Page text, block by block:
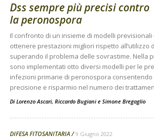
Dss sempre più precisi contro
la peronospora
Il confronto di un insieme di modelli previsionali
ottenere prestazioni migliori rispetto all’utilizzo
superando il problema delle sovrastime. Nella
sono implementati otto diversi modelli per le
infezioni primarie di peronospora consentendo
precisione e risparmio nel numero dei
Di Lorenzo Ascari, Riccardo Bugiani e Simone Bregaglio
DIFESA FITOSANITARIA 9 Giugno 2022